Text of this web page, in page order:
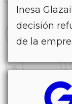
Inesa
decisión
de la